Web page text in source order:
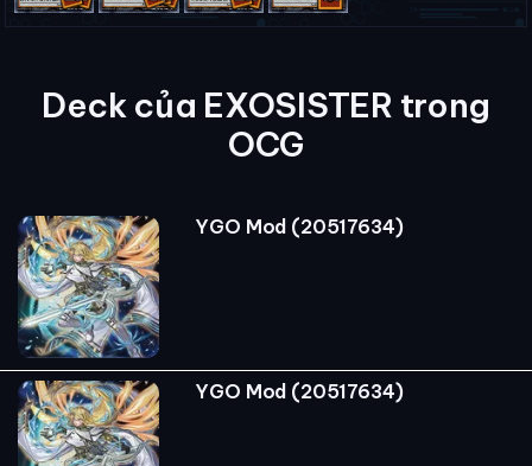
Deck của EXOSISTER trong
OCG
YGO Mod (20517634)
YGO Mod (20517634)